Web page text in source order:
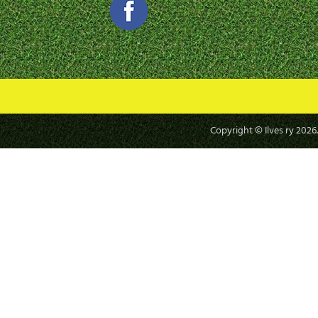
Copyright © Ilves ry2026